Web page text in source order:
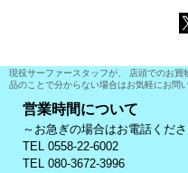
現役サーファースタッフが、 店頭でのお
品のことで分からない場合はお気軽にお問
営業時間について
～お急ぎの場合はお電話くだ
TEL 0558-22-6002
TEL 080-3672-3996